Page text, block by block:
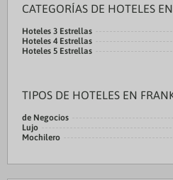
CATEGORÍAS DE HOTELES
Hoteles 3 Estrellas
Hoteles 4 Estrellas
Hoteles 5 Estrellas
TIPOS DE HOTELES EN
de Negocios
Lujo
Mochilero